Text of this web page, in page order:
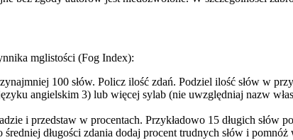
mglistości (Fog Index):
100 słów. Policz ilość zdań. Podziel ilość słów w
angielskim 3) lub więcej sylab (nie uwzględniaj nazw
i przedstaw w procentach. Przykładowo 15 długich słów
długości zdania dodaj procent trudnych słów i